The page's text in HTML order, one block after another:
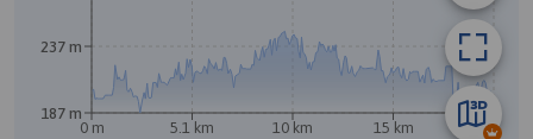
0 m 5.1 km 10 km 15 km 20 km
187 m
237 m